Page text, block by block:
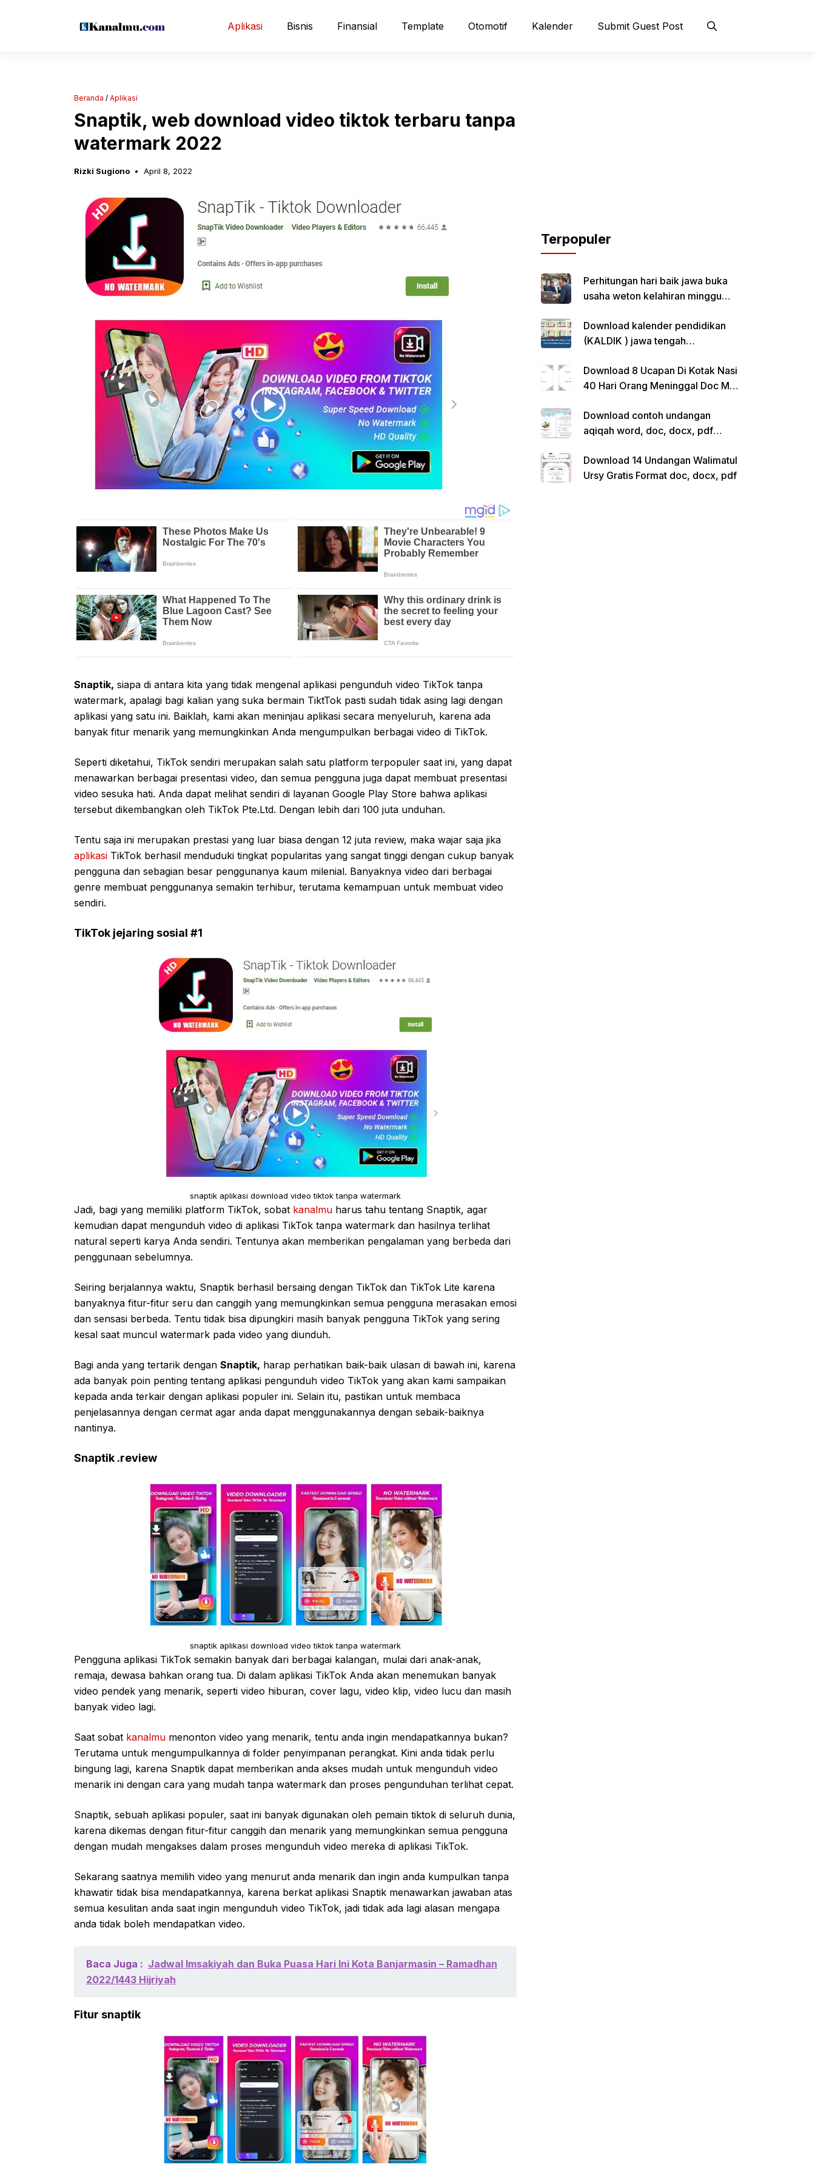
Aplikasi Bisnis Finansial Template Otomotif Kalender Submit Guest Post
Beranda / Aplikasi
Snaptik, web download video tiktok terbaru tanpa
watermark 2022
Rizki Sugiono April 8, 2022
Snaptik, siapa di antara kita yang tidak mengenal aplikasi pengunduh video TikTok tanpa
watermark, apalagi bagi kalian yang suka bermain TiktTok pasti sudah tidak asing lagi dengan
aplikasi yang satu ini. Baiklah, kami akan meninjau aplikasi secara menyeluruh, karena ada
banyak fitur menarik yang memungkinkan Anda mengumpulkan berbagai video di TikTok.
Seperti diketahui, TikTok sendiri merupakan salah satu platform terpopuler saat ini, yang dapat
menawarkan berbagai presentasi video, dan semua pengguna juga dapat membuat presentasi
video sesuka hati. Anda dapat melihat sendiri di layanan Google Play Store bahwa aplikasi
tersebut dikembangkan oleh TikTok Pte.Ltd. Dengan lebih dari 100 juta unduhan.
Tentu saja ini merupakan prestasi yang luar biasa dengan 12 juta review, maka wajar saja jika
aplikasi TikTok berhasil menduduki tingkat popularitas yang sangat tinggi dengan cukup banyak
pengguna dan sebagian besar penggunanya kaum milenial. Banyaknya video dari berbagai
genre membuat penggunanya semakin terhibur, terutama kemampuan untuk membuat video
sendiri.
TikTok jejaring sosial #1
snaptik aplikasi download video tiktok tanpa watermark
Jadi, bagi yang memiliki platform TikTok, sobat kanalmu harus tahu tentang Snaptik, agar
kemudian dapat mengunduh video di aplikasi TikTok tanpa watermark dan hasilnya terlihat
natural seperti karya Anda sendiri. Tentunya akan memberikan pengalaman yang berbeda dari
penggunaan sebelumnya.
Seiring berjalannya waktu, Snaptik berhasil bersaing dengan TikTok dan TikTok Lite karena
banyaknya fitur-fitur seru dan canggih yang memungkinkan semua pengguna merasakan emosi
dan sensasi berbeda. Tentu tidak bisa dipungkiri masih banyak pengguna TikTok yang sering
kesal saat muncul watermark pada video yang diunduh.
Bagi anda yang tertarik dengan Snaptik, harap perhatikan baik-baik ulasan di bawah ini, karena
ada banyak poin penting tentang aplikasi pengunduh video TikTok yang akan kami sampaikan
kepada anda terkair dengan aplikasi populer ini. Selain itu, pastikan untuk membaca
penjelasannya dengan cermat agar anda dapat menggunakannya dengan sebaik-baiknya
nantinya.
Snaptik .review
snaptik aplikasi download video tiktok tanpa watermark
Pengguna aplikasi TikTok semakin banyak dari berbagai kalangan, mulai dari anak-anak,
remaja, dewasa bahkan orang tua. Di dalam aplikasi TikTok Anda akan menemukan banyak
video pendek yang menarik, seperti video hiburan, cover lagu, video klip, video lucu dan masih
banyak video lagi.
Saat sobat kanalmu menonton video yang menarik, tentu anda ingin mendapatkannya bukan?
Terutama untuk mengumpulkannya di folder penyimpanan perangkat. Kini anda tidak perlu
bingung lagi, karena Snaptik dapat memberikan anda akses mudah untuk mengunduh video
menarik ini dengan cara yang mudah tanpa watermark dan proses pengunduhan terlihat cepat.
Snaptik, sebuah aplikasi populer, saat ini banyak digunakan oleh pemain tiktok di seluruh dunia,
karena dikemas dengan fitur-fitur canggih dan menarik yang memungkinkan semua pengguna
dengan mudah mengakses dalam proses mengunduh video mereka di aplikasi TikTok.
Sekarang saatnya memilih video yang menurut anda menarik dan ingin anda kumpulkan tanpa
khawatir tidak bisa mendapatkannya, karena berkat aplikasi Snaptik menawarkan jawaban atas
semua kesulitan anda saat ingin mengunduh video TikTok, jadi tidak ada lagi alasan mengapa
anda tidak boleh mendapatkan video.
Baca Juga : Jadwal Imsakiyah dan Buka Puasa Hari Ini Kota Banjarmasin – Ramadhan
2022/1443 Hijriyah
Fitur snaptik
Terpopuler
Perhitungan hari baik jawa buka
usaha weton kelahiran minggu
Download kalender pendidikan
(KALDIK ) jawa tengah
Download 8 Ucapan Di Kotak Nasi
40 Hari Orang Meninggal Doc Ms.
Download contoh undangan
aqiqah word, doc, docx, pdf
Download 14 Undangan Walimatul
Ursy Gratis Format doc, docx, pdf